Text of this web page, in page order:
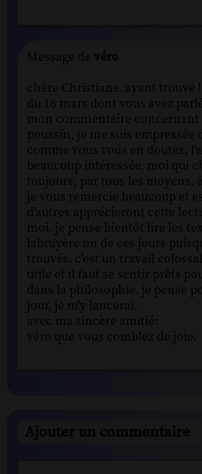
Message de véro
chère Christiane. ayant trouvé
du 16 mars dont vous avez
mon commentaire concernant
poussin, je me suis empressée
comme vous vous en doutez,
beaucoup intéressée, moi qui
toujours, par tous les moyens,
je vous remercie beaucoup et
d'autres apprécieront cette
moi. je pense bientôt lire les
labruyère un de ces jours
trouvés. c'est un travail
utile et il faut se sentir prêts
dans la philosophie. je pense
jour, je m'y lancerai.
avec ma sincère amitié:
véro que vous comblez de joie.
Ajouter un commentaire